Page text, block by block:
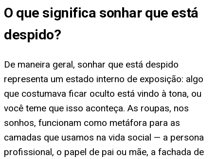
O que significa sonhar que está
despido?
De maneira geral, sonhar que está despido
representa um estado interno de exposição: algo
que costumava ficar oculto está vindo à tona, ou
você teme que isso aconteça. As roupas, nos
sonhos, funcionam como metáfora para as
camadas que usamos na vida social — a persona
profissional, o papel de pai ou mãe, a fachada de